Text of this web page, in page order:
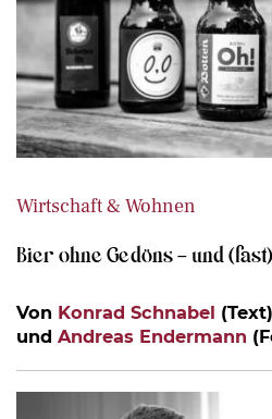
Wirtschaft & Wohnen
Bier ohne Gedöns – und
Von Konrad Schnabel (Text)
und Andreas Endermann